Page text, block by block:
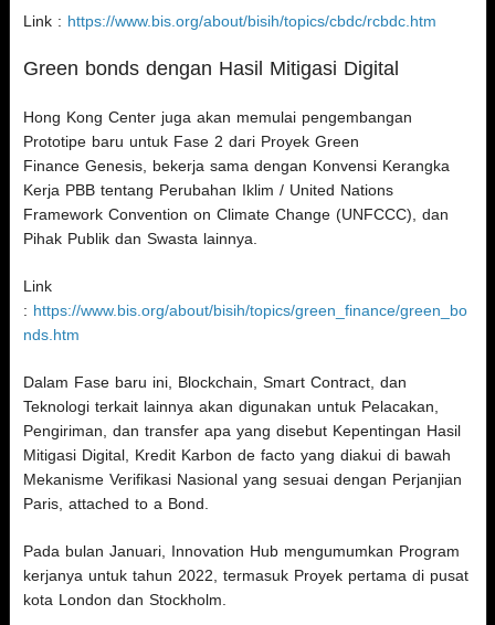
Link : https://www.bis.org/about/bisih/topics/cbdc/rcbdc.htm
Green bonds dengan Hasil Mitigasi Digital
Hong Kong Center juga akan memulai pengembangan
Prototipe baru untuk Fase 2 dari Proyek Green
Finance Genesis, bekerja sama dengan Konvensi Kerangka
Kerja PBB tentang Perubahan Iklim / United Nations
Framework Convention on Climate Change (UNFCCC), dan
Pihak Publik dan Swasta lainnya.
Link
: https://www.bis.org/about/bisih/topics/green_finance/green_bo
nds.htm
Dalam Fase baru ini, Blockchain, Smart Contract, dan
Teknologi terkait lainnya akan digunakan untuk Pelacakan,
Pengiriman, dan transfer apa yang disebut Kepentingan Hasil
Mitigasi Digital, Kredit Karbon de facto yang diakui di bawah
Mekanisme Verifikasi Nasional yang sesuai dengan Perjanjian
Paris, attached to a Bond.
Pada bulan Januari, Innovation Hub mengumumkan Program
kerjanya untuk tahun 2022, termasuk Proyek pertama di pusat
kota London dan Stockholm.